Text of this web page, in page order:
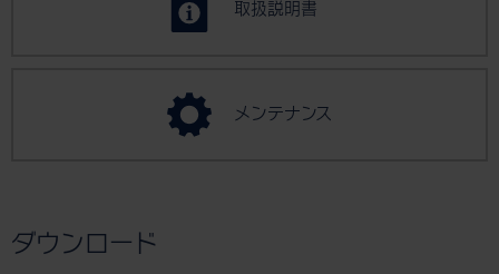
取扱説明書
メンテナンス
ダウンロード